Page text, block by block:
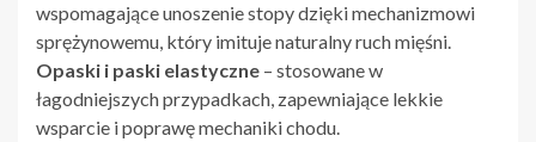
wspomagające unoszenie stopy dzięki mechanizmowi
sprężynowemu, który imituje naturalny ruch mięśni.
Opaski i paski elastyczne – stosowane w
łagodniejszych przypadkach, zapewniające lekkie
wsparcie i poprawę mechaniki chodu.